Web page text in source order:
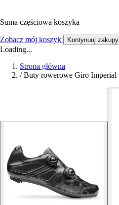
Suma częściowa koszyka
Zobacz mój koszyk Kontynuuj zakupy
Loading...
Strona główna
/ Buty rowerowe Giro Imperial